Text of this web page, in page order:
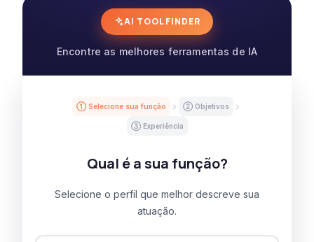
AI TOOL FINDER
Encontre as melhores ferramentas de IA
① Selecione sua função ② Objetivos
③ Experiência
Qual é a sua função?
Selecione o perfil que melhor descreve sua
atuação.